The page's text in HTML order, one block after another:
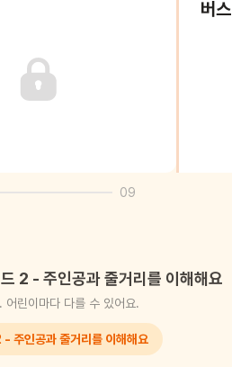
버스
09
2 - 주인공과 줄거리를 이해해요
어린이마다 다를 수 있어요.
- 주인공과 줄거리를 이해해요